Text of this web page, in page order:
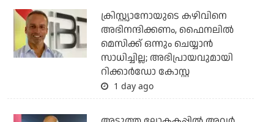
ക്രിസ്റ്റ്യാനോയുടെ കഴിവിനെ
അഭിനന്ദിക്കണം, ഫൈനലില്‍
മെസിക്ക് ഒന്നും ചെയ്യാന്‍
സാധിച്ചില്ല; അഭിപ്രായവുമായി
റിക്കാര്‍ഡോ കോസ്റ്റ
1 day ago